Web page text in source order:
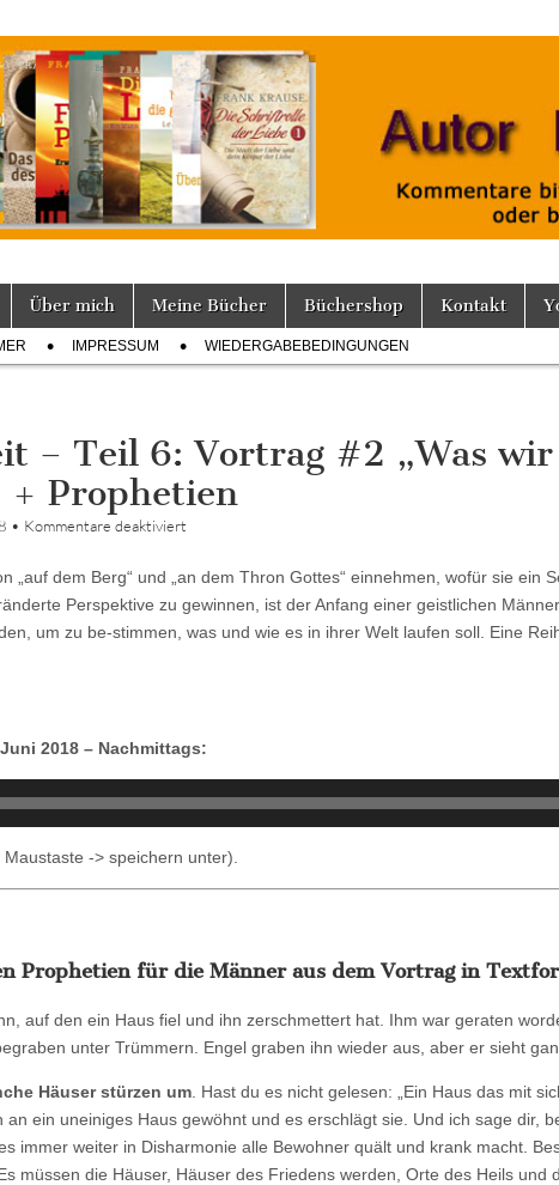
Über mich Meine Bücher Büchershop Kontakt
IMPRESSUM WIEDERGABEBEDINGUNGEN
– Teil 6: Vortrag #2 „Was
Prophetien
• Kommentare deaktiviert
Teil
6:
Vortrag
#2
…“
„auf dem Berg“ und „an dem Thron Gottes“ einnehmen, wofür sie ein
Perspektive zu gewinnen, ist der Anfang einer geistlichen
um zu be-stimmen, was und wie es in ihrer Welt laufen soll. Eine
2018 – Nachmittags:
Maustaste -> speichern unter).
Prophetien für die Männer aus dem Vortrag in
auf den ein Haus fiel und ihn zerschmettert hat. Ihm war geraten
unter Trümmern. Engel graben ihn wieder aus, aber er sieht
Häuser stürzen um . Hast du es nicht gelesen: „Ein Haus das mit
ein uneiniges Haus gewöhnt und es erschlägt sie. Und ich sage dir,
immer weiter in Disharmonie alle Bewohner quält und krank macht.
müssen die Häuser, Häuser des Friedens werden, Orte des Heils und